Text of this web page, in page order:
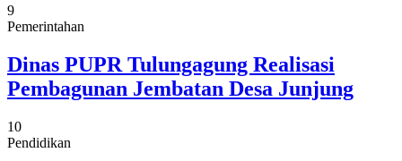
9
Pemerintahan
Dinas PUPR Tulungagung Realisasi
Pembagunan Jembatan Desa Junjung
10
Pendidikan